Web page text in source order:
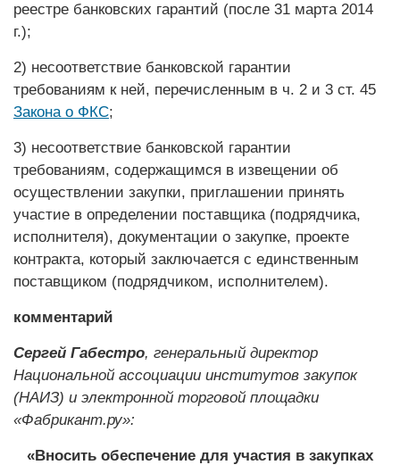
реестре банковских гарантий (после 31 марта 2014
г.);
2) несоответствие банковской гарантии
требованиям к ней, перечисленным в ч. 2 и 3 ст. 45
Закона о ФКС;
3) несоответствие банковской гарантии
требованиям, содержащимся в извещении об
осуществлении закупки, приглашении принять
участие в определении поставщика (подрядчика,
исполнителя), ­документации о закупке, проекте
контракта, который заключается с единственным
поставщиком (подрядчиком, исполнителем).
комментарий
Сергей Габестро, генеральный директор
Национальной ассоциа­ции институтов закупок
(НАИЗ) и электронной торговой площадки
«Фабрикант.ру»:
«Вносить обеспечение для участия в закупках